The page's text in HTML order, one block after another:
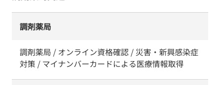
調剤薬局
調剤薬局 / オンライン資格確認 / 災害・新興感染症
対策 / マイナンバーカードによる医療情報取得